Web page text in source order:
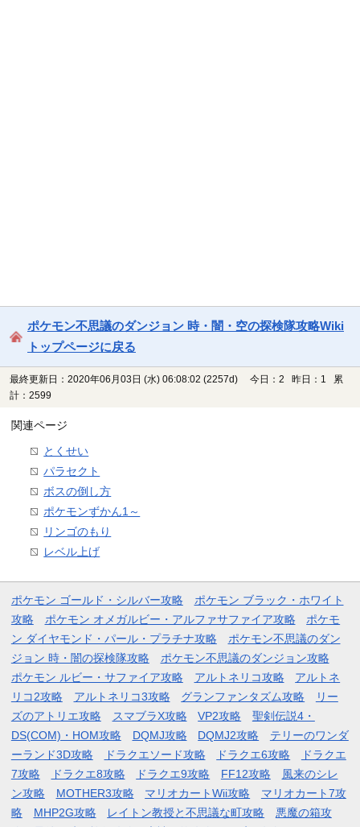
ポケモン不思議のダンジョン 時・闇・空の探検隊攻略Wiki
トップページに戻る
最終更新日：2020年06月03日 (水) 06:08:02 (2257d)
今日：2 昨日：1 累
計：2599
関連ページ
とくせい
パラセクト
ボスの倒し方
ポケモンずかん1～
リンゴのもり
レベル上げ
ポケモン ゴールド・シルバー攻略
ポケモン ブラック・ホワイト
攻略
ポケモン オメガルビー・アルファサファイア攻略
ポケモ
ン ダイヤモンド・パール・プラチナ攻略
ポケモン不思議のダン
ジョン 時・闇の探検隊攻略
ポケモン不思議のダンジョン攻略
ポケモン ルビー・サファイア攻略
アルトネリコ攻略
アルトネ
リコ2攻略
アルトネリコ3攻略 グランファンタズム攻略
リー
ズのアトリエ攻略
スマブラX攻略 VP2攻略
聖剣伝説4・
DS(COM)・HOM攻略
DQMJ攻略 DQMJ2攻略
テリーのワンダ
ーランド3D攻略
ドラクエソード攻略 ドラクエ6攻略
ドラクエ
7攻略
ドラクエ8攻略 ドラクエ9攻略 FF12攻略
風来のシレ
ン攻略
MOTHER3攻略 マリオカートWii攻略
マリオカート7攻
略
MHP2G攻略 レイトン教授と不思議な町攻略
悪魔の箱攻